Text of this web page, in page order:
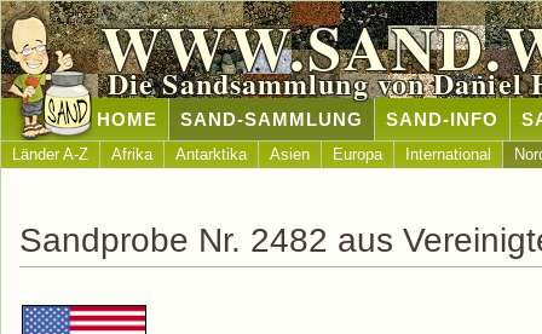
Die Sandsammlung von Daniel
HOME SAND-SAMMLUNG SAND-INFO
Länder A-Z Afrika Antarktika Asien Europa International
Sandprobe Nr. 2482 aus